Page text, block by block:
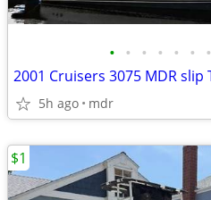
• • • • • • •
2001 Cruisers 3075 MDR slip
5h ago mdr
$1